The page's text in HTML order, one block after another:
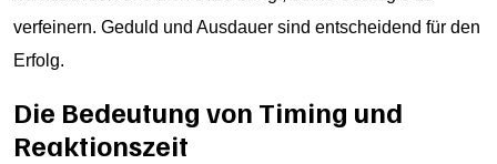
verfeinern. Geduld und Ausdauer sind entscheidend für den
Erfolg.
Die Bedeutung von Timing und
Reaktionszeit